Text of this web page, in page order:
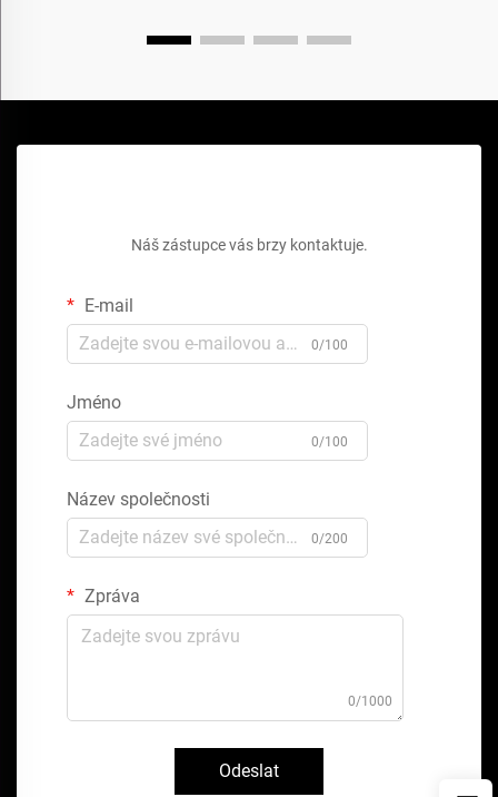
Náš zástupce vás brzy kontaktuje.
E-mail
0/100
Jméno
0/100
Název společnosti
0/200
Zpráva
0/1000
Odeslat